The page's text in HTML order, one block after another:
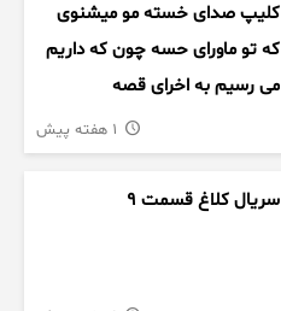
کلیپ صدای خسته مو میشنوی
که تو ماورای حسه چون که داریم
می رسیم به اخرای قصه
سریال کلاغ قسمت 9